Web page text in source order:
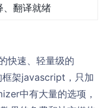
、翻译就绪
快速、轻量级的
架javascript，只加
中有大量的选项，